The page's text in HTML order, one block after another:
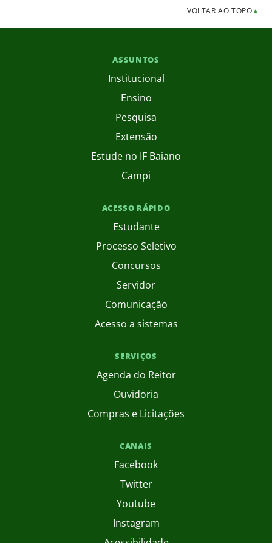
VOLTAR AO TOPO▲
ASSUNTOS
Institucional
Ensino
Pesquisa
Extensão
Estude no IF Baiano
Campi
ACESSO RÁPIDO
Estudante
Processo Seletivo
Concursos
Servidor
Comunicação
Acesso a sistemas
SERVIÇOS
Agenda do Reitor
Ouvidoria
Compras e Licitações
CANAIS
Facebook
Twitter
Youtube
Instagram